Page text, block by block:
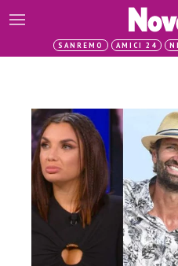
SANREMO AMICI 24